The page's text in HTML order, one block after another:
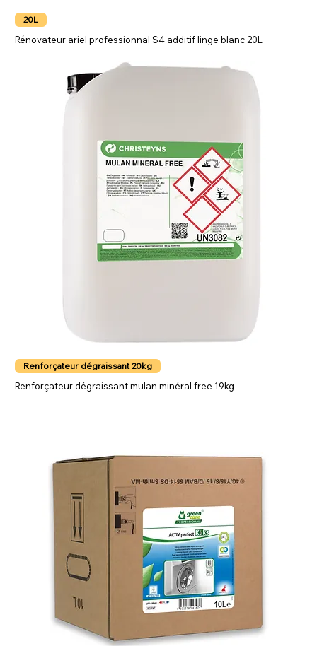
20L
Rénovateur ariel professionnal S4 additif linge blanc 20L
Renforçateur dégraissant 20kg
Renforçateur dégraissant mulan minéral free 19kg